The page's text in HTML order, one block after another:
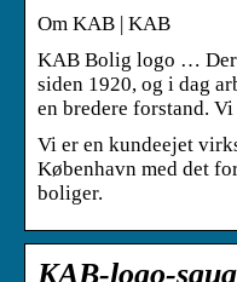
Om KAB | KAB
KAB Bolig logo … Der
siden 1920, og i dag
en bredere forstand.
Vi er en kundeejet
København med det
boliger.
KAB-logo-